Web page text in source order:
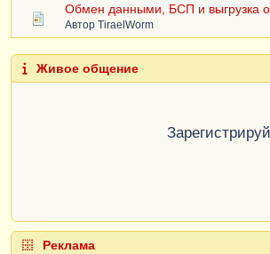
Обмен данными, БСП и выгрузка
Автор TiraelWorm
Живое общение
Реклама